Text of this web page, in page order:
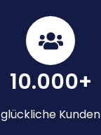
10.000+
glückliche Kunden